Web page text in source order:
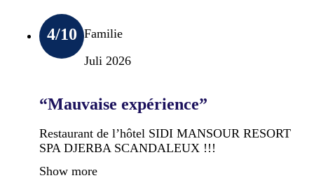
4/10 Familie
Juli 2026
“Mauvaise expérience”
Restaurant de l’hôtel SIDI MANSOUR RESORT
SPA DJERBA SCANDALEUX !!!
Show more